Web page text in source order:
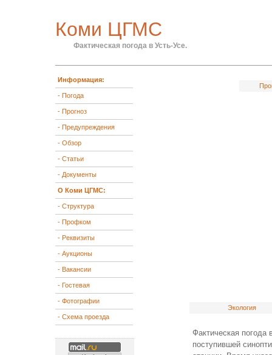
Коми ЦГМС
Фактическая погода в Усть-Усе.
Информация:
- Погода
- Прогноз
- Предупреждения
- Обзор
- Статьи
- Документы
О Коми ЦГМС:
- Структура
- Профком
- Реквизиты
- Аукционы
- Вакансии
- Гостевая
- Фотографии
- Схема проезда
Экология
Фактическая погода
поступившей